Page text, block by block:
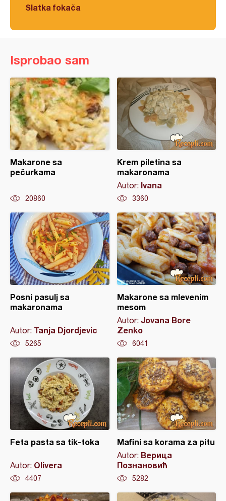
Slatka fokača
Isprobao sam
Makarone sa
pečurkama
20860
Krem piletina sa
makaronama
Autor: Ivana
3360
Posni pasulj sa
makaronama
Autor: Tanja Djordjevic
5265
Makarone sa mlevenim
mesom
Autor: Jovana Bore
Zenko
6041
Feta pasta sa tik-toka
Autor: Olivera
4407
Mafini sa korama za pitu
Autor: Верица
Познановић
5282